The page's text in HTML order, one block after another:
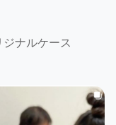
ナルケース